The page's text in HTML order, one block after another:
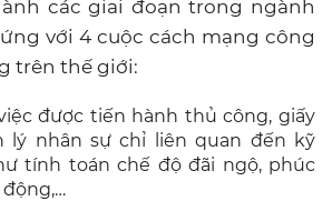
các giai đoạn trong ngành
với 4 cuộc cách mạng công
trên thế giới:
được tiến hành thủ công, giấy
lý nhân sự chỉ liên quan đến kỹ
tính toán chế độ đãi ngộ, phúc
động,…